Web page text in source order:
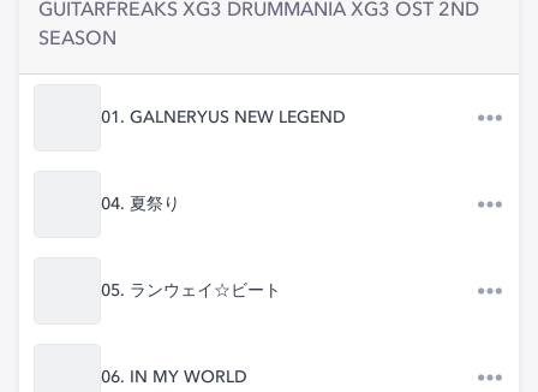
GUITARFREAKS XG3 DRUMMANIA XG3 OST 2ND
SEASON
01. GALNERYUS NEW LEGEND
04. 夏祭り
05. ランウェイ☆ビート
06. IN MY WORLD